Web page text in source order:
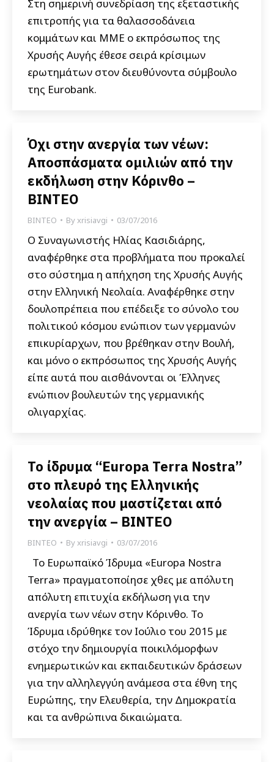
Στη σημερινή συνεδρίαση της εξεταστικής
επιτροπής για τα θαλασσοδάνεια
κομμάτων και ΜΜΕ ο εκπρόσωπος της
Χρυσής Αυγής έθεσε σειρά κρίσιμων
ερωτημάτων στον διευθύνοντα σύμβουλο
της Eurobank.
Όχι στην ανεργία των νέων:
Αποσπάσματα ομιλιών από την
εκδήλωση στην Κόρινθο –
ΒΙΝΤΕΟ
ΒΙΝΤΕΟ Byxrisiavgi 03/07/2016
Ο Συναγωνιστής Ηλίας Κασιδιάρης,
αναφέρθηκε στα προβλήματα που προκαλεί
στο σύστημα η απήχηση της Χρυσής Αυγής
στην Ελληνική Νεολαία. Αναφέρθηκε στην
δουλοπρέπεια που επέδειξε το σύνολο του
πολιτικού κόσμου ενώπιον των γερμανών
επικυρίαρχων, που βρέθηκαν στην Βουλή,
και μόνο ο εκπρόσωπος της Χρυσής Αυγής
είπε αυτά που αισθάνονται οι Έλληνες
ενώπιον βουλευτών της γερμανικής
ολιγαρχίας.
Το ίδρυμα “Europa Terra Nostra”
στο πλευρό της Ελληνικής
νεολαίας που μαστίζεται από
την ανεργία – ΒΙΝΤΕΟ
ΒΙΝΤΕΟ Byxrisiavgi 03/07/2016
Το Ευρωπαϊκό Ίδρυμα «Europa Nostra
Terra» πραγματοποίησε χθες με απόλυτη
απόλυτη επιτυχία εκδήλωση για την
ανεργία των νέων στην Κόρινθο. Το
Ίδρυμα ιδρύθηκε τον Ιούλιο του 2015 με
στόχο την δημιουργία ποικιλόμορφων
ενημερωτικών και εκπαιδευτικών δράσεων
για την αλληλεγγύη ανάμεσα στα έθνη της
Ευρώπης, την Ελευθερία, την Δημοκρατία
και τα ανθρώπινα δικαιώματα.